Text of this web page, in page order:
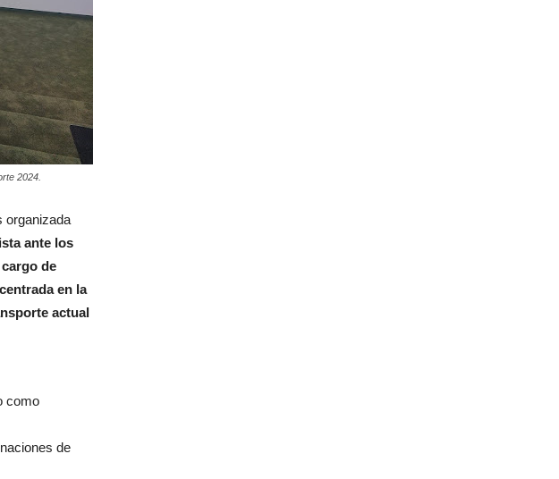
2024.
organizada
ante los
de
centrada en la
actual
como
de